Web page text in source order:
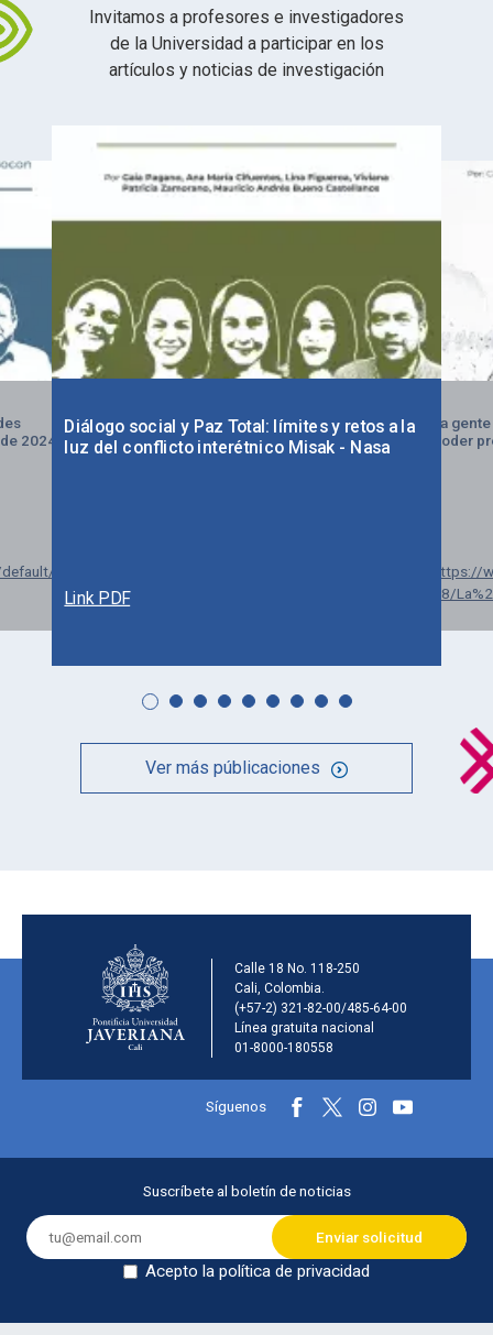
Invitamos a profesores e investigadores
de la Universidad a participar en los
artículos y noticias de investigación
2024
files/2026-
Diálogo social y Paz Total: límites y retos a la
luz del conflicto interétnico Misak - Nasa
Link PDF
La
poder
https://
08/
Ver más públicaciones
Información de la
Calle 18 No. 118-250
Cali, Colombia.
(+57-2) 321-82-00/485-64-00
Línea gratuita nacional
01-8000-180558
Información y redes sociales
Síguenos
Suscríbete al boletín de noticias
Acepto la política de privacidad